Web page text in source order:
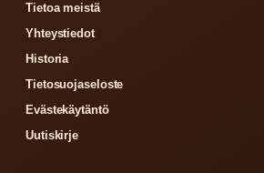
Tietoa meistä
Yhteystiedot
Historia
Tietosuojaseloste
Evästekäytäntö
Uutiskirje